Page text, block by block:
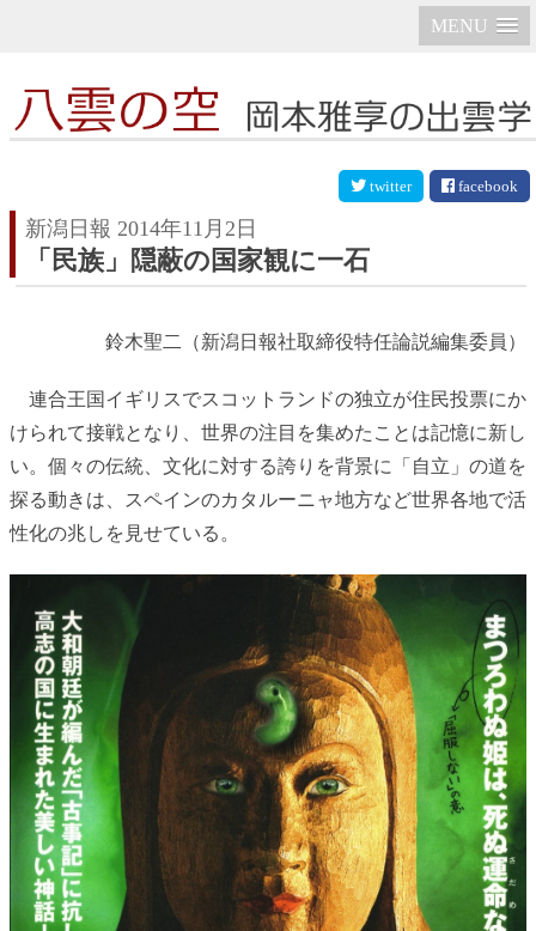
MENU
twitter facebook
新潟日報 2014年11月2日
「民族」隠蔽の国家観に一石
鈴木聖二（新潟日報社取締役特任論説編集委員）
連合王国イギリスでスコットランドの独立が住民投票にか
けられて接戦となり、世界の注目を集めたことは記憶に新し
い。個々の伝統、文化に対する誇りを背景に「自立」の道を
探る動きは、スペインのカタルーニャ地方など世界各地で活
性化の兆しを見せている。